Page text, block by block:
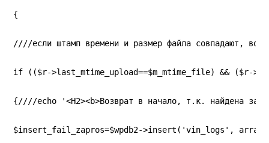
{
////если штамп времени и размер файла совпадают,
if (($r->last_mtime_upload==$m_mtime_file) && ($r-
{////echo '<H2><b>Возврат в начало, т.к. найдена
$insert_fail_zapros=$wpdb2->insert('vin_logs',